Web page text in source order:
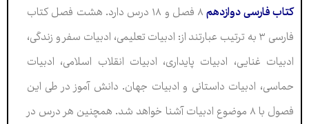
کتاب فارسی دوازدهم
۸ فصل و ۱۸ درس دارد. هشت فصل کتاب
فارسی ۳ به ترتیب عبارتند از: ادبیات تعلیمی، ادبیات سفر و زندگی،
ادبیات غنایی، ادبیات پایداری، ادبیات انقلاب اسلامی، ادبیات
حماسی، ادبیات داستانی و ادبیات جهان. دانش آموز در طی این
فصول با ۸ موضوع ادبیات آشنا خواهد شد. همچنین هر درس در